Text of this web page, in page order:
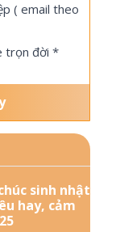
( email theo
trọn đời *
sinh nhật
hay, cảm